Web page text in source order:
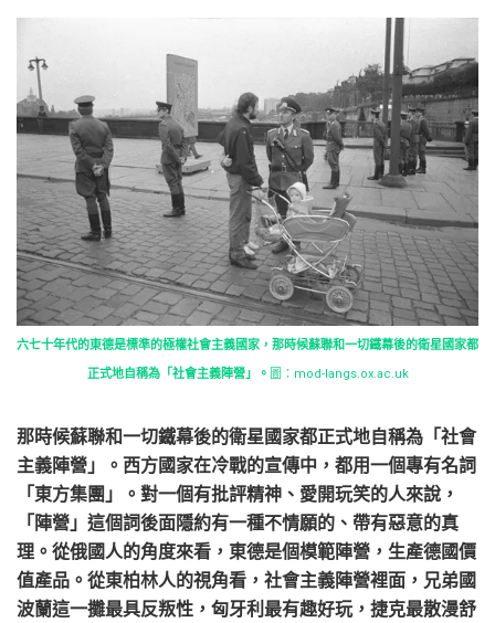
六七十年代的東德是標準的極權社會主義國家，那時候蘇聯和一切鐵幕後的衛星國家都
正式地自稱為「社會主義陣營」。 圖：mod-langs.ox.ac.uk
那時候蘇聯和一切鐵幕後的衛星國家都正式地自稱為「社會
主義陣營」。西方國家在冷戰的宣傳中，都用一個專有名詞
「東方集團」。對一個有批評精神、愛開玩笑的人來說，
「陣營」這個詞後面隱約有一種不情願的、帶有惡意的真
理。從俄國人的角度來看，東德是個模範陣營，生產德國價
值產品。從東柏林人的視角看，社會主義陣營裡面，兄弟國
波蘭這一攤最具反叛性，匈牙利最有趣好玩，捷克最散漫舒